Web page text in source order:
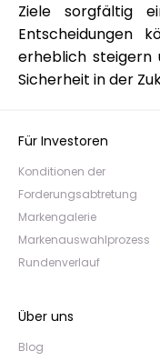
Ziele sorgfältig
Entscheidungen
erheblich steigern
Sicherheit in der
Für Investoren
Konditionen der
Forderungsabtretung
Markengalerie
Markenauswahlprozess
Rundenverlauf
Über uns
Blog